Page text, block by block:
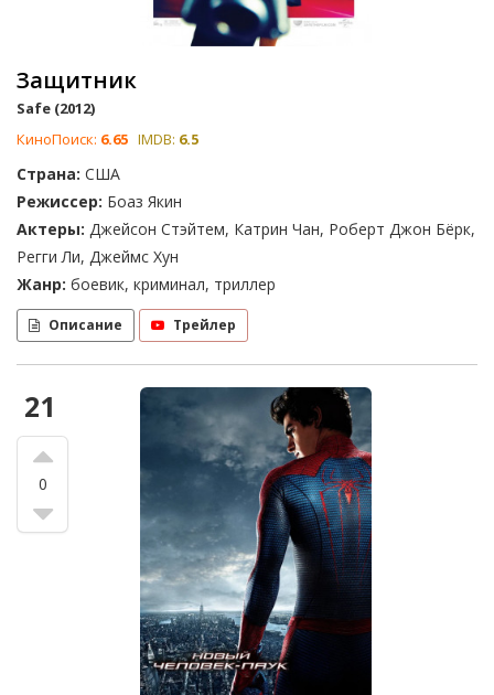
Защитник
Safe (2012)
КиноПоиск: 6.65 IMDB: 6.5
Страна: США
Режиссер: Боаз Якин
Актеры: Джейсон Стэйтем, Катрин Чан, Роберт Джон Бёрк,
Регги Ли, Джеймс Хун
Жанр: боевик, криминал, триллер
Описание Трейлер
21
0